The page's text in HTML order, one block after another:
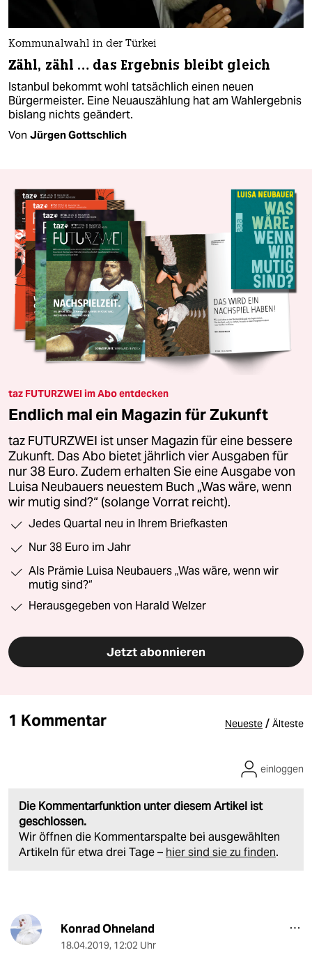
Kommunalwahl in der Türkei
Zähl, zähl … das Ergebnis bleibt gleich
Istanbul bekommt wohl tatsächlich einen neuen
Bürgermeister. Eine Neuauszählung hat am Wahlergebnis
bislang nichts geändert.
Von Jürgen Gottschlich
taz FUTURZWEI im Abo entdecken
Endlich mal ein Magazin für Zukunft
taz FUTURZWEI ist unser Magazin für eine bessere
Zukunft. Das Abo bietet jährlich vier Ausgaben für
nur 38 Euro. Zudem erhalten Sie eine Ausgabe von
Luisa Neubauers neuestem Buch „Was wäre, wenn
wir mutig sind?“ (solange Vorrat reicht).
Jedes Quartal neu in Ihrem Briefkasten
Nur 38 Euro im Jahr
Als Prämie Luisa Neubauers „Was wäre, wenn wir
mutig sind?“
Herausgegeben von Harald Welzer
Jetzt abonnieren
1 Kommentar Neueste / Älteste
Die Kommentarfunktion unter diesem Artikel ist
geschlossen.
Wir öffnen die Kommentarspalte bei ausgewählten
Artikeln für etwa drei Tage – hier sind sie zu finden.
einloggen
Konrad Ohneland
18.04.2019, 12:02 Uhr